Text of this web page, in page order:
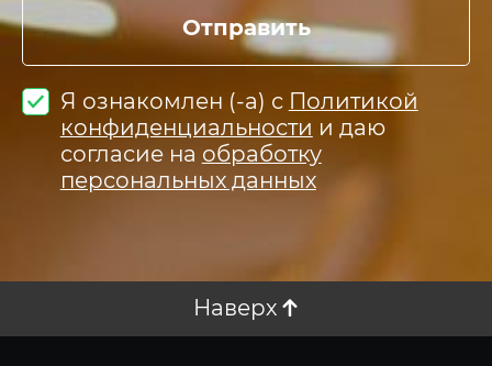
Отправить
Я ознакомлен (-а) с Политикой
конфиденциальности и даю
согласие на обработку
персональных данных
Наверх